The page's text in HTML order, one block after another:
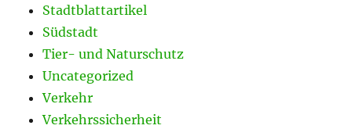
Stadtblattartikel
Südstadt
Tier- und Naturschutz
Uncategorized
Verkehr
Verkehrssicherheit